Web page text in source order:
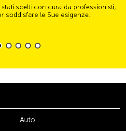
scelti con cura da professionisti,
soddisfare le Sue esigenze.
Auto